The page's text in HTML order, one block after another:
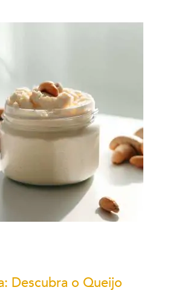
Descubra o Queijo